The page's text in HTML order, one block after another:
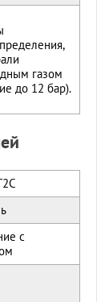
газом
до 12 бар).
с